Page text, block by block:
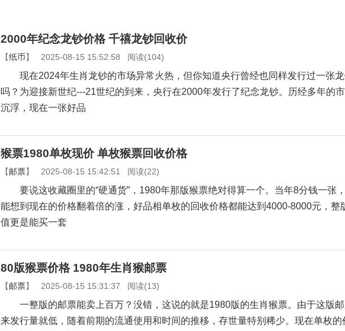
2000年纪念龙钞价格 千禧龙钞回收价
【纸币】 2025-08-15 15:52:58 阅读(104)
现在2024年生肖龙钞的市场异常火热，但你知道央行曾经也同样发行过一张
吗？为迎接新世纪---21世纪的到来，央行在2000年发行了纪念龙钞。历经多年的
沉浮，现在一张好品
猴票1980单枚现价 单枚猴票回收价格
【邮票】 2025-08-15 15:42:51 阅读(22)
要说这收藏圈里的“硬通货”，1980年那版猴票绝对得算一个。当年8分钱一张
能想到现在的价格翻着倍的涨，好品相单枚的回收价格都能达到4000-8000元，整
值更是能买一套
80版猴票价格 1980年生肖猴邮票
【邮票】 2025-08-15 15:31:37 阅读(13)
一整版的邮票能卖上百万？没错，这说的就是1980版的生肖猴票。由于这版邮
来发行量就低，随着前期的流通使用和时间的推移，存世量特别稀少。现在单枚的